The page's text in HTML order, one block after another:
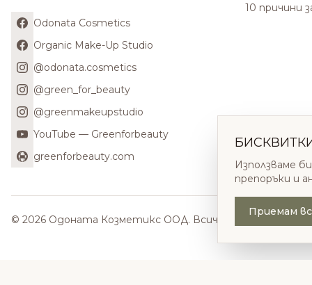
Odonata Cosmetics
Organic Make-Up Studio
@odonata.cosmetics
@green_for_beauty
@greenmakeupstudio
YouTube — Greenforbeauty
greenforbeauty.com
10 причини
© 2026 Одоната Козметикс ООД. Всички права
Използваме
препоръки и
Приемам